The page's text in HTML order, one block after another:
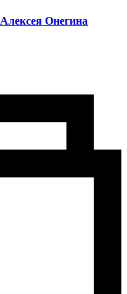
Алексея Онегина